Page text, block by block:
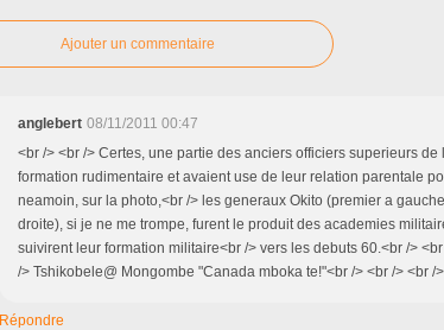
Ajouter un commentaire
anglebert 08/11/2011 00:47
<br /> <br /> Certes, une partie des anciers officiers superieurs
formation rudimentaire et avaient use de leur relation parentale
neamoin, sur la photo,<br /> les generaux Okito (premier a
droite), si je ne me trompe, furent le produit des academies
suivirent leur formation militaire<br /> vers les debuts 60.<br />
/> Tshikobele@ Mongombe "Canada mboka te!"<br /> <br /> <br /
Répondre